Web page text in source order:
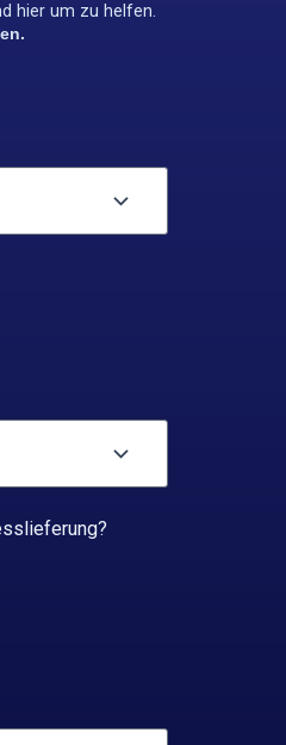
hier um zu helfen.